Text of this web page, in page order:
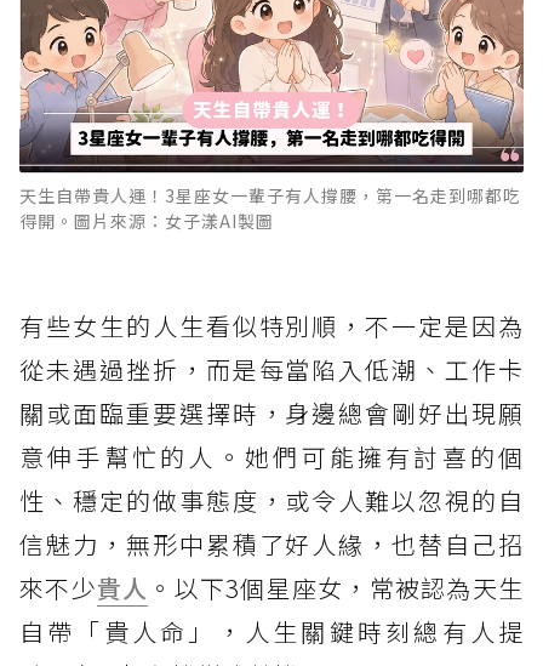
天生自帶貴人運！3星座女一輩子有人撐腰，第一名走到哪都吃
得開。圖片來源：女子漾AI製圖
有些女生的人生看似特別順，不一定是因為
從未遇過挫折，而是每當陷入低潮、工作卡
關或面臨重要選擇時，身邊總會剛好出現願
意伸手幫忙的人。她們可能擁有討喜的個
性、穩定的做事態度，或令人難以忽視的自
信魅力，無形中累積了好人緣，也替自己招
來不少貴人 。以下3個星座女，常被認為天生
自帶「貴人命」，人生關鍵時刻總有人提